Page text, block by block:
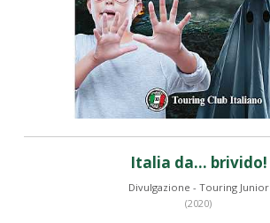
Italia da... brivido!
Divulgazione - Touring Junior
(2020)